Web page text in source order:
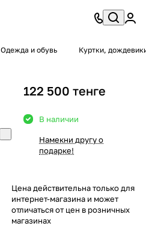
Одежда и обувь Куртки,
122 500 тенге
В наличии
Намекни другу о
подарке!
Цена действительна только для
интернет-магазина и может
отличаться от цен в розничных
магазинах